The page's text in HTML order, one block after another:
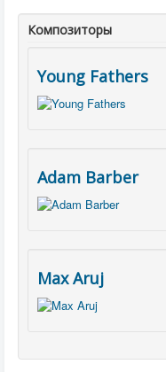
Композиторы
Young Fathers
Adam Barber
Max Aruj